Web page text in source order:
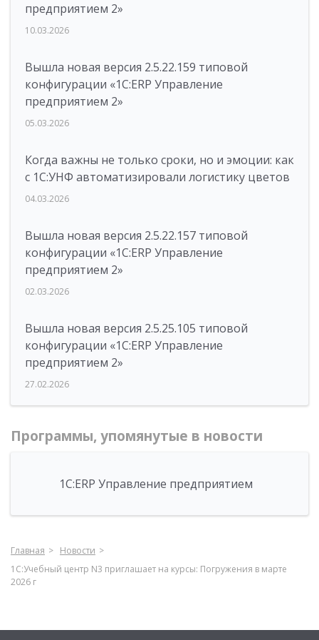
предприятием 2»
10.03.2026
Вышла новая версия 2.5.22.159 типовой
конфигурации «1С:ERP Управление
предприятием 2»
05.03.2026
Когда важны не только сроки, но и эмоции: как
с 1С:УНФ автоматизировали логистику цветов
04.03.2026
Вышла новая версия 2.5.22.157 типовой
конфигурации «1С:ERP Управление
предприятием 2»
02.03.2026
Вышла новая версия 2.5.25.105 типовой
конфигурации «1С:ERP Управление
предприятием 2»
27.02.2026
Программы, упомянутые в новости
1С:ERP Управление предприятием
Главная
Новости
1С:Учебный центр N3 приглашает на курсы: Погружения в марте
2026 г